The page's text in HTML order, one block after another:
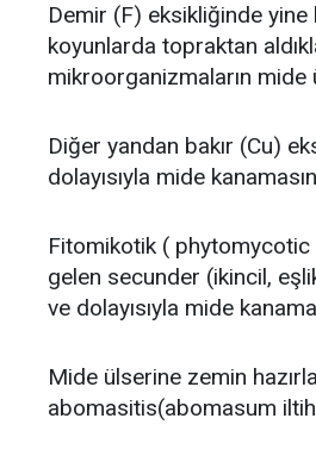
Demir (F) eksikliğinde
koyunlarda topraktan
mikroorganizmaların
Diğer yandan bakır (Cu)
dolayısıyla mide
Fitomikotik ( phytomycotic
gelen secunder (ikincil,
ve dolayısıyla mide
Mide ülserine zemin
abomasitis(abomasum